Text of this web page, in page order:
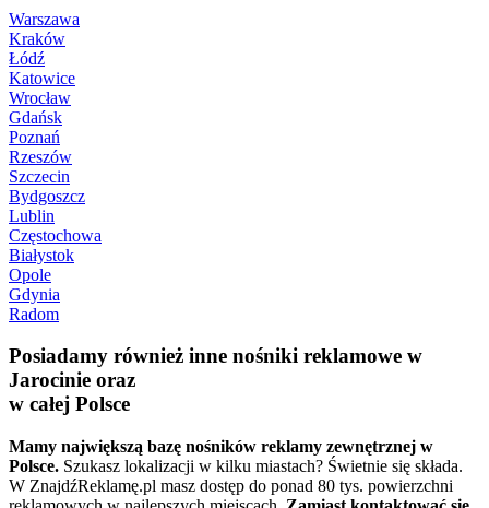
Warszawa
Kraków
Łódź
Katowice
Wrocław
Gdańsk
Poznań
Rzeszów
Szczecin
Bydgoszcz
Lublin
Częstochowa
Białystok
Opole
Gdynia
Radom
Posiadamy również inne nośniki reklamowe w
Jarocinie oraz
w całej Polsce
Mamy największą bazę nośników reklamy zewnętrznej w
Polsce. Szukasz lokalizacji w kilku miastach? Świetnie się składa.
W ZnajdźReklamę.pl masz dostęp do ponad 80 tys. powierzchni